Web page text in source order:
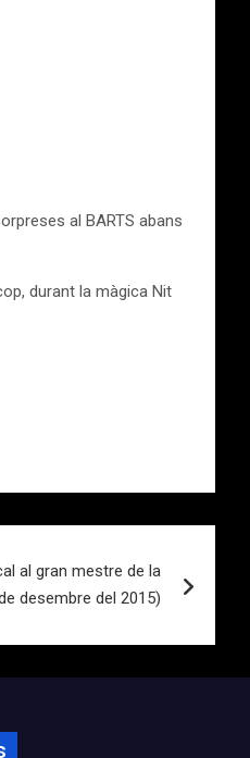
al BARTS abans
durant la màgica Nit
al gran mestre de la
desembre del 2015)